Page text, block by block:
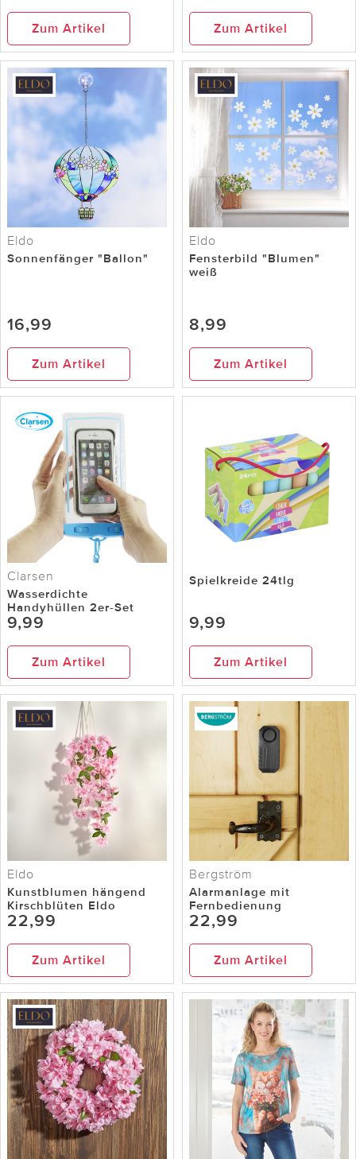
Zum Artikel Zum Artikel
Eldo
Sonnenfänger "Ballon"
16,99
Zum Artikel
Eldo
Fensterbild "Blumen"
weiß
8,99
Zum Artikel
Clarsen
Wasserdichte
Handyhüllen 2er-Set
9,99
Zum Artikel
Spielkreide 24tlg
9,99
Zum Artikel
Eldo
Kunstblumen hängend
Kirschblüten Eldo
22,99
Zum Artikel
Bergström
Alarmanlage mit
Fernbedienung
22,99
Zum Artikel